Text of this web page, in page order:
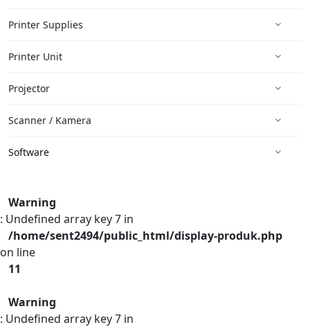
Printer Supplies
Printer Unit
Projector
Scanner / Kamera
Software
Warning
: Undefined array key 7 in
/home/sent2494/public_html/display-produk.php
on line
11
Warning
: Undefined array key 7 in